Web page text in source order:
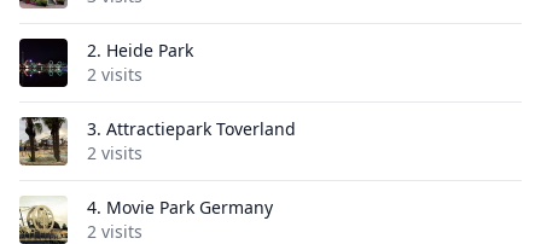
2. Heide Park
2 visits
3. Attractiepark Toverland
2 visits
4. Movie Park Germany
2 visits